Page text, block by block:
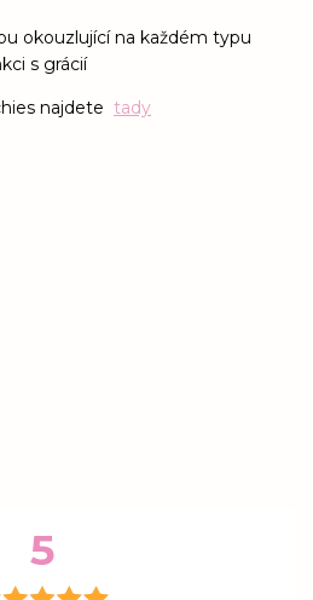
okouzlující na každém typu
s grácií
najdete tady
5